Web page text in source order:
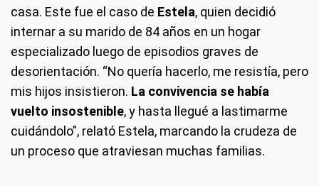
casa. Este fue el caso de Estela, quien decidió
internar a su marido de 84 años en un hogar
especializado luego de episodios graves de
desorientación. “No quería hacerlo, me resistía, pero
mis hijos insistieron. La convivencia se había
vuelto insostenible, y hasta llegué a lastimarme
cuidándolo”, relató Estela, marcando la crudeza de
un proceso que atraviesan muchas familias.